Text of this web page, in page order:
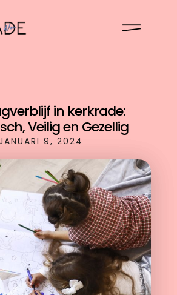
in kerkrade:
Veilig en Gezellig
9, 2024